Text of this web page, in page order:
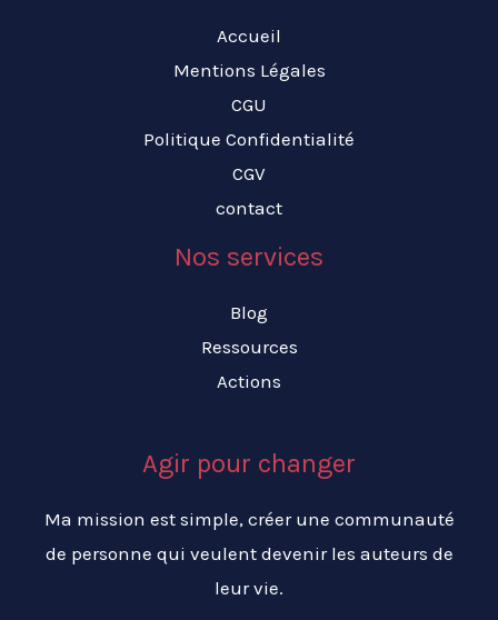
Accueil
Mentions Légales
CGU
Politique Confidentialité
CGV
contact
Nos services
Blog
Ressources
Actions
Agir pour changer
Ma mission est simple, créer une communauté
de personne qui veulent devenir les auteurs de
leur vie.